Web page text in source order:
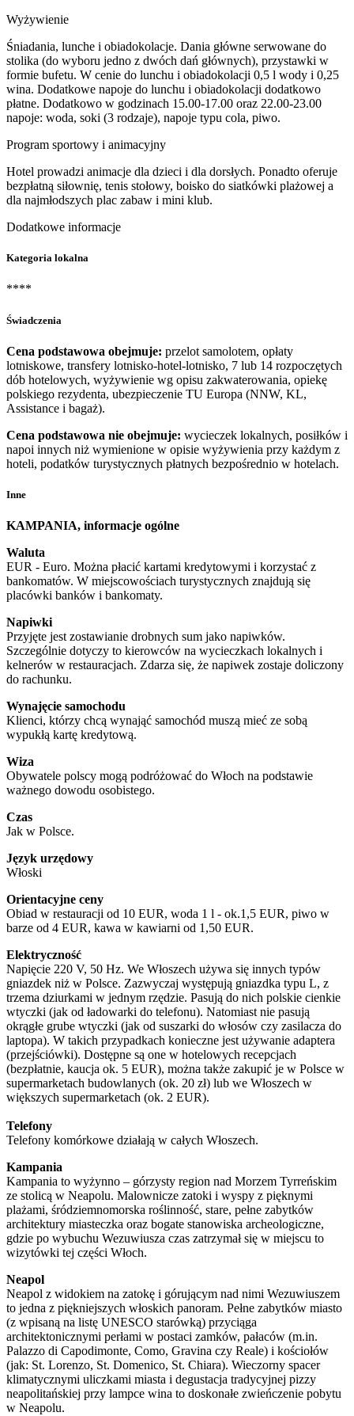
Wyżywienie
Śniadania, lunche i obiadokolacje. Dania główne serwowane do
stolika (do wyboru jedno z dwóch dań głównych), przystawki w
formie bufetu. W cenie do lunchu i obiadokolacji 0,5 l wody i 0,25
wina. Dodatkowe napoje do lunchu i obiadokolacji dodatkowo
płatne. Dodatkowo w godzinach 15.00-17.00 oraz 22.00-23.00
napoje: woda, soki (3 rodzaje), napoje typu cola, piwo.
Program sportowy i animacyjny
Hotel prowadzi animacje dla dzieci i dla dorsłych. Ponadto oferuje
bezpłatną siłownię, tenis stołowy, boisko do siatkówki plażowej a
dla najmłodszych plac zabaw i mini klub.
Dodatkowe informacje
Kategoria lokalna
****
Świadczenia
Cena podstawowa obejmuje: przelot samolotem, opłaty
lotniskowe, transfery lotnisko-hotel-lotnisko, 7 lub 14 rozpoczętych
dób hotelowych, wyżywienie wg opisu zakwaterowania, opiekę
polskiego rezydenta, ubezpieczenie TU Europa (NNW, KL,
Assistance i bagaż).
Cena podstawowa nie obejmuje: wycieczek lokalnych, posiłków i
napoi innych niż wymienione w opisie wyżywienia przy każdym z
hoteli, podatków turystycznych płatnych bezpośrednio w hotelach.
Inne
KAMPANIA, informacje ogólne
Waluta
EUR - Euro. Można płacić kartami kredytowymi i korzystać z
bankomatów. W miejscowościach turystycznych znajdują się
placówki banków i bankomaty.
Napiwki
Przyjęte jest zostawianie drobnych sum jako napiwków.
Szczególnie dotyczy to kierowców na wycieczkach lokalnych i
kelnerów w restauracjach. Zdarza się, że napiwek zostaje doliczony
do rachunku.
Wynajęcie samochodu
Klienci, którzy chcą wynająć samochód muszą mieć ze sobą
wypukłą kartę kredytową.
Wiza
Obywatele polscy mogą podróżować do Włoch na podstawie
ważnego dowodu osobistego.
Czas
Jak w Polsce.
Język urzędowy
Włoski
Orientacyjne ceny
Obiad w restauracji od 10 EUR, woda 1 l - ok.1,5 EUR, piwo w
barze od 4 EUR, kawa w kawiarni od 1,50 EUR.
Elektryczność
Napięcie 220 V, 50 Hz. We Włoszech używa się innych typów
gniazdek niż w Polsce. Zazwyczaj występują gniazdka typu L, z
trzema dziurkami w jednym rzędzie. Pasują do nich polskie cienkie
wtyczki (jak od ładowarki do telefonu). Natomiast nie pasują
okrągłe grube wtyczki (jak od suszarki do włosów czy zasilacza do
laptopa). W takich przypadkach konieczne jest używanie adaptera
(przejściówki). Dostępne są one w hotelowych recepcjach
(bezpłatnie, kaucja ok. 5 EUR), można także zakupić je w Polsce w
supermarketach budowlanych (ok. 20 zł) lub we Włoszech w
większych supermarketach (ok. 2 EUR).
Telefony
Telefony komórkowe działają w całych Włoszech.
Kampania
Kampania to wyżynno – górzysty region nad Morzem Tyrreńskim
ze stolicą w Neapolu. Malownicze zatoki i wyspy z pięknymi
plażami, śródziemnomorska roślinność, stare, pełne zabytków
architektury miasteczka oraz bogate stanowiska archeologiczne,
gdzie po wybuchu Wezuwiusza czas zatrzymał się w miejscu to
wizytówki tej części Włoch.
Neapol
Neapol z widokiem na zatokę i górującym nad nimi Wezuwiuszem
to jedna z piękniejszych włoskich panoram. Pełne zabytków miasto
(z wpisaną na listę UNESCO starówką) przyciąga
architektonicznymi perłami w postaci zamków, pałaców (m.in.
Palazzo di Capodimonte, Como, Gravina czy Reale) i kościołów
(jak: St. Lorenzo, St. Domenico, St. Chiara). Wieczorny spacer
klimatycznymi uliczkami miasta i degustacja tradycyjnej pizzy
neapolitańskiej przy lampce wina to doskonałe zwieńczenie pobytu
w Neapolu.